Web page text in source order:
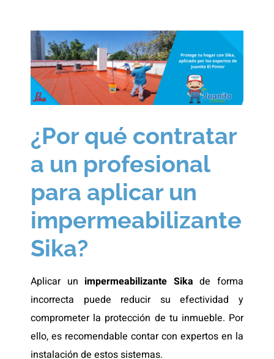
¿Por qué contratar
a un profesional
para aplicar un
impermeabilizante
Sika?
Aplicar un impermeabilizante Sika de forma
incorrecta puede reducir su efectividad y
comprometer la protección de tu inmueble. Por
ello, es recomendable contar con expertos en la
instalación de estos sistemas.